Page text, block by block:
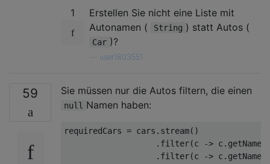
1
Erstellen Sie nicht eine Liste mit
Autonamen (
String ) statt Autos (
Car )?
user1803551
59 Sie müssen nur die Autos filtern, die einen
null Namen haben:
requiredCars = cars . stream()
. filter(c -> c . getName
. filter(c -> c . getName